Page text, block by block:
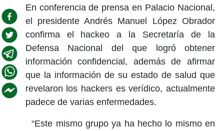
En conferencia de prensa en Palacio Nacional,
el presidente Andrés Manuel López Obrador
confirma el hackeo a la Secretaría de la
Defensa Nacional del que logró obtener
información confidencial, además de afirmar
que la información de su estado de salud que
revelaron los hackers es verídico, actualmente
padece de varias enfermedades.
“Este mismo grupo ya ha hecho lo mismo en